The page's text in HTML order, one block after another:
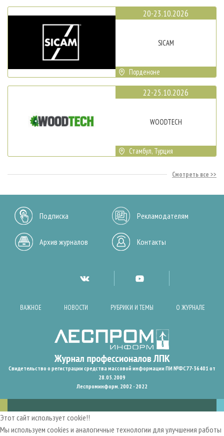
20-23.10.2026
SICAM
Порденоне
22-25.10.2026
WOODTECH
Стамбул, Турция
Смотреть все
Подписка Рекламодателям
Архив журналов Контакты
ВАЖНОЕ НОВОСТИ РУБРИКИ И ТЕМЫ О ЖУРНАЛЕ
Свидетельство о регистрации средства массовой информации ПИ №ФС77-36401 от
28.05.2009
Леспроминформ. 2002 - 2022
Этот сайт использует cookie!!
Мы используем cookies и аналогичные технологии для улучшения работы